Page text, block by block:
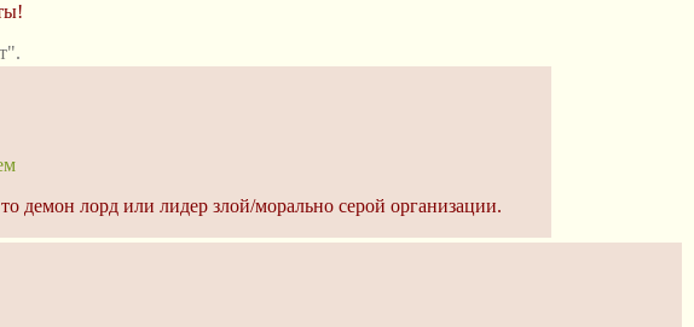
демон лорд или лидер злой/морально серой организации.